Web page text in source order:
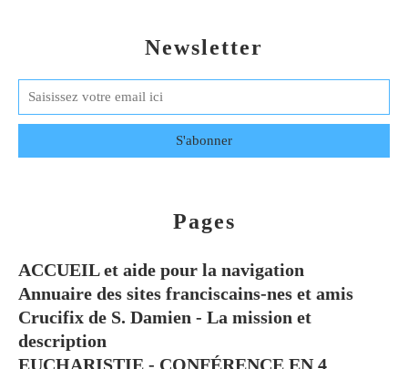
Newsletter
Pages
ACCUEIL et aide pour la navigation
Annuaire des sites franciscains-nes et amis
Crucifix de S. Damien - La mission et
description
EUCHARISTIE - CONFÉRENCE EN 4